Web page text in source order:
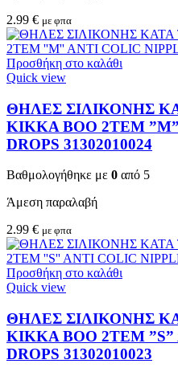
2.99 € με φπα
Προσθήκη στο καλάθι
Quick view
ΘΗΛΕΣ ΣΙΛΙΚΟΝΗΣ
KIKKA BOO 2TEM
DROPS 31302010024
Βαθμολογήθηκε με 0 από 5
Άμεση παραλαβή
2.99 € με φπα
Προσθήκη στο καλάθι
Quick view
ΘΗΛΕΣ ΣΙΛΙΚΟΝΗΣ
KIKKA BOO 2TEM
DROPS 31302010023